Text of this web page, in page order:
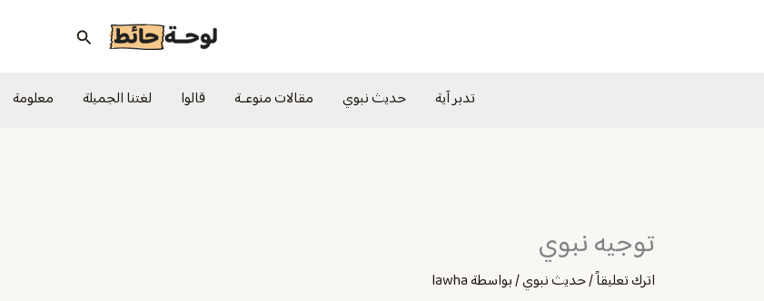
البحث
تدبر آية حديث نبوي مقالات منوعــة قالوا لغتنا الجميلة معلومة
توجيه نبوي
اترك تعليقاً/حديث نبوي/ بواسطةlawha